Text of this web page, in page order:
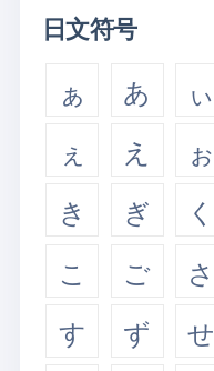
日文符号
ぁ あ ぃ
ぇ
え ぉ
き
ぎ く
こ
ご さ
す
ず せ